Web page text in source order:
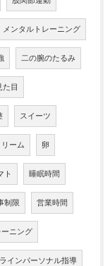
メンタルトレーニング
二の腕のたるみ
た目
スイーツ
ーム 卵
ト 睡眠時間
制限 営業時間
ニング
インパーソナル指導